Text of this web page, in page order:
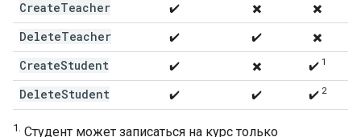
CreateTeacher ✔️ ✖️ ✖️
DeleteTeacher ✔️ ✔️ ✖️
CreateStudent ✔️ ✖️ ✔️ 1
DeleteStudent ✔️ ✔️ ✔️ 2
1. Студент может записаться на курс только